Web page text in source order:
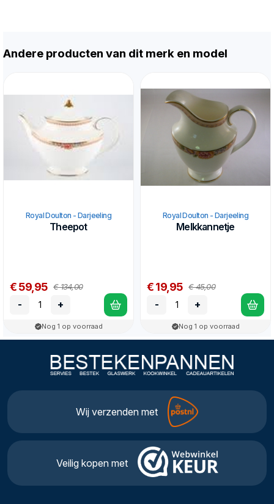
Andere producten van dit merk en model
Royal Doulton - Darjeeling
Theepot
€ 59,95 € 134,00
- +
Nog 1 op voorraad
Royal Doulton - Darjeeling
Melkkannetje
€ 19,95 € 45,00
- +
Nog 1 op voorraad
Wij verzenden met
Veilig kopen met